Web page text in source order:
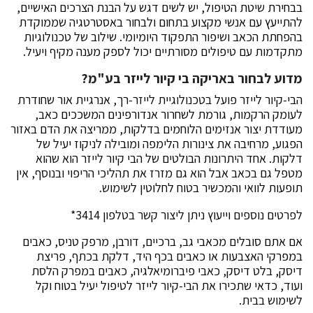
בבחירת שיטת הטיפול, יש לשים דגש על הבנת הצרכים האישיים,
להתייעץ עם אנשי מקצוע בתחום ולבחור באסטרטגיה שממוקדת
בהפחתת הכאב ושיפור התפקוד היומיומי. שילוב של טכנולוגיות
מתקדמות עם טיפולים מסורתיים יכול לספק מענה מקיף ויעיל.
מדוע לבחור באריקה בי קיור לייזר בע"מ?
הבי-קיור לייזר פועל בטכנולוגיית לייזר-רך, אנרגיית אור שחודרת
לעומק הרקמות, גורמת לשחרור אנדורפינים המשככים כאב,
מעודדת יצור אנזימים הלוחמים בדלקות, ממריצה את הדם באזור
הפגוע, מרחיבה את צינורות הלימפה ומובילה לניקוז יעיל של
דלקות. אחד היתרונות הבולטים של הבי קיור לייזר הוא שהוא
מטפל גם בכאב אבל הוא גם מזרז את תהליכי הריפוי ובנוסף, אין
תופעות לוואי והמכשיר בטוח לחלוטין לשימוש.
לפרטים נוספים וייעוץ ניתן ליצור קשר בטלפון 3414*
אם אתם סובלים מכאבי גב, ברכיים, דורבן, מרפק טניס, כאבים
במפרקי האצבעות או כאבים בכף היד, דלקת בכתף, פריצת
דיסק, בלט דיסק, כאבי פיברומיאלגיה, כאבים במפרק הלסת
ועוד, כדאי שתכירו את הבי-קיור לייזר לטיפול יעיל בטוח וקל
לשימוש בבית.